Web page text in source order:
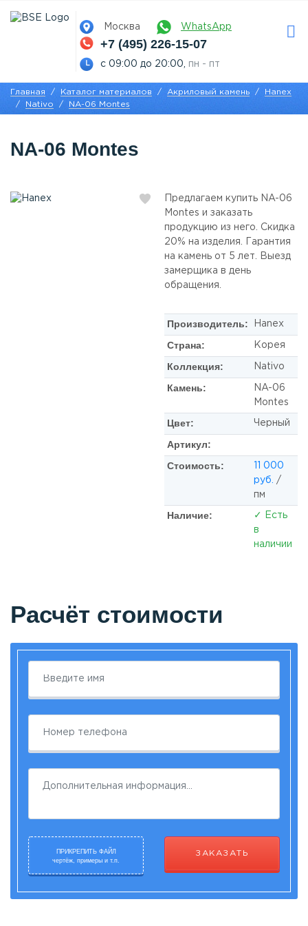
Москва WhatsApp
+7 (495) 226-15-07
с 09:00 до 20:00, пн - пт
Главная Каталог материалов Акриловый камень
Hanex
Nativo
NA-06 Montes
NA-06 Montes
Предлагаем купить NA-06
Montes и заказать
продукцию из него. Скидка
20% на изделия. Гарантия
на камень от 5 лет. Выезд
замерщика в день
обращения.
Производитель: Hanex
Страна: Корея
Коллекция: Nativo
Камень:
NA-06
Montes
Цвет: Черный
Артикул:
Стоимость:
11 000
руб.
/
пм
Наличие:
✓ Есть
в
наличии
Расчёт стоимости
ПРИКРЕПИТЬ ФАЙЛ
чертёж, примеры и т.п.
ЗАКАЗАТЬ